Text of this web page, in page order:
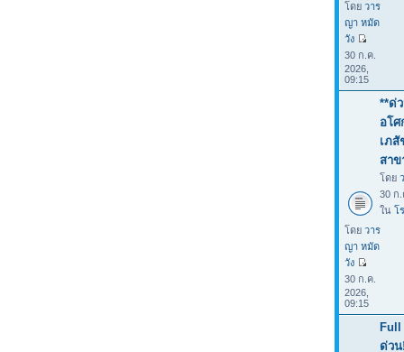
โดย วาร
ญา หมัด
วัง
30 ก.ค.
2026,
09:15
**ด่
อโ
เภสั
สาข
โดย
30 ก.
ใน โ
โดย วาร
ญา หมัด
วัง
30 ก.ค.
2026,
09:15
Full
ด่ว